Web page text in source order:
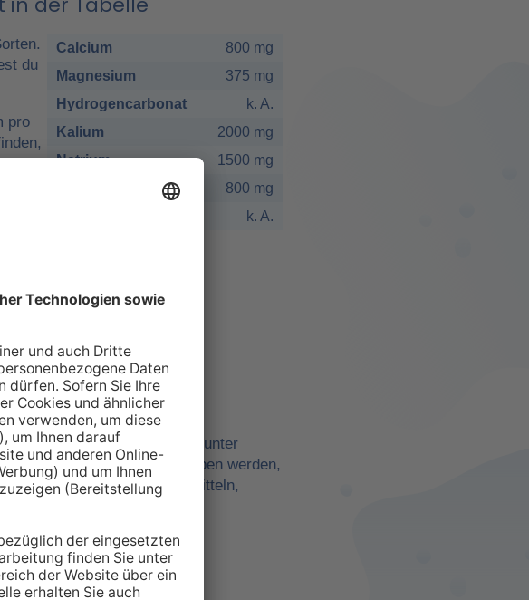
du
pro
an
Calcium
800 mg
Magnesium
375 mg
Hydrogencarbonat
k. A.
Kalium
2000 mg
Natrium
1500 mg
800 mg
k. A.
wie Sie selbst
über verschiedene Quellen, unter
in unserer Tabelle angegeben werden,
Tagesbedarf zu ermitteln,